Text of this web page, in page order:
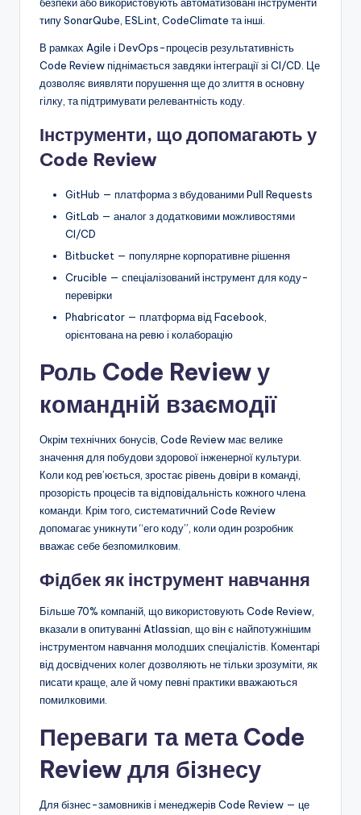
типу SonarQube, ESLint, CodeClimate та інші.
В рамках Agile і DevOps-процесів результативність
Code Review піднімається завдяки інтеграції зі CI/CD. Це
дозволяє виявляти порушення ще до злиття в основну
гілку, та підтримувати релевантність коду.
Інструменти, що допомагають у
Code Review
GitHub — платформа з вбудованими Pull Requests
GitLab — аналог з додатковими можливостями
CI/CD
Bitbucket — популярне корпоративне рішення
Crucible — спеціалізований інструмент для коду-
перевірки
Phabricator — платформа від Facebook,
орієнтована на ревю і колаборацію
Роль Code Review у
командній взаємодії
Окрім технічних бонусів, Code Review має велике
значення для побудови здорової інженерної культури.
Коли код рев’юється, зростає рівень довіри в команді,
прозорість процесів та відповідальність кожного члена
команди. Крім того, систематичний Code Review
допомагає уникнути “его коду”, коли один розробник
вважає себе безпомилковим.
Фідбек як інструмент навчання
Більше 70% компаній, що використовують Code Review,
вказали в опитуванні Atlassian, що він є найпотужнішим
інструментом навчання молодших спеціалістів. Коментарі
від досвідчених колег дозволяють не тільки зрозуміти, як
писати краще, але й чому певні практики вважаються
помилковими.
Переваги та мета Code
Review для бізнесу
Для бізнес-замовників і менеджерів Code Review — це